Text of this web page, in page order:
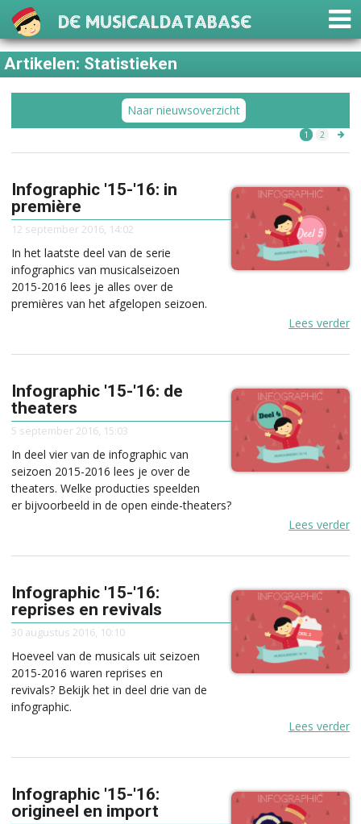
De Musicaldatabase
Artikelen: Statistieken
Naar nieuwsoverzicht
1 2
Infographic '15-'16: in
première
12 september 2016, 14:02
In het laatste deel van de serie
infographics van musicalseizoen
2015-2016 lees je alles over de
premières van het afgelopen seizoen.
Lees verder
Infographic '15-'16: de
theaters
5 september 2016, 15:03
In deel vier van de infographic van
seizoen 2015-2016 lees je over de
theaters. Welke producties speelden
er bijvoorbeeld in de open einde-theaters?
Lees verder
Infographic '15-'16:
reprises en revivals
30 augustus 2016, 10:10
Hoeveel van de musicals uit seizoen
2015-2016 waren reprises en
revivals? Bekijk het in deel drie van de
infographic.
Lees verder
Infographic '15-'16:
origineel en import